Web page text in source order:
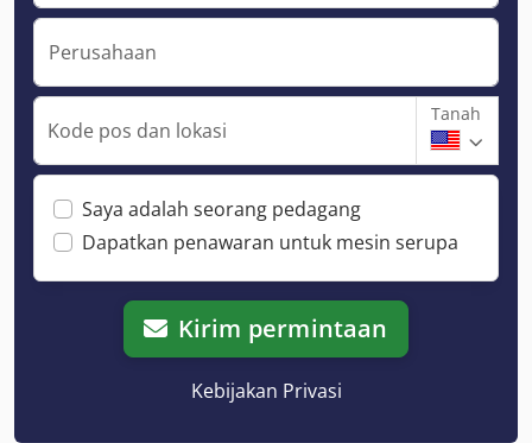
Perusahaan
Kode pos dan lokasi
Tanah
Saya adalah seorang pedagang
Dapatkan penawaran untuk mesin serupa
Kirim permintaan
Kebijakan Privasi